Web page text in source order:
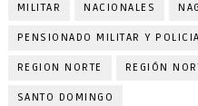
MILITAR NACIONALES
PENSIONADO MILITAR Y
REGION NORTE REGIÓN
SANTO DOMINGO